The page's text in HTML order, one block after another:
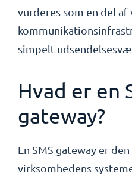
vurderes som en del af
simpelt
Hvad er en
gateway?
En SMS gateway er
virksomhedens